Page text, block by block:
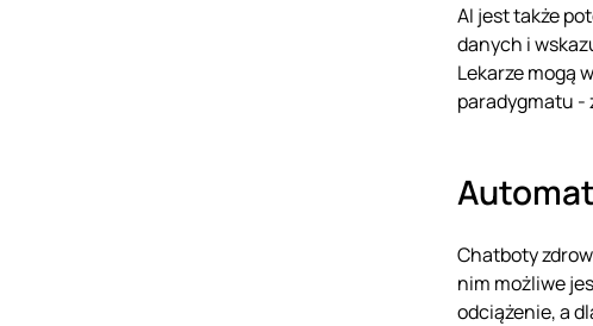
AI jest także
danych i
Lekarze mogą
paradygmatu -
Chatboty
nim możliwe
odciążenie, a